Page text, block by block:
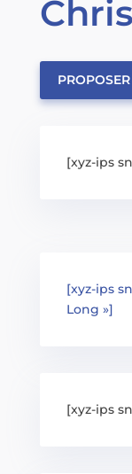
[xyz-ips
[xyz-ips
Long »]
[xyz-ips